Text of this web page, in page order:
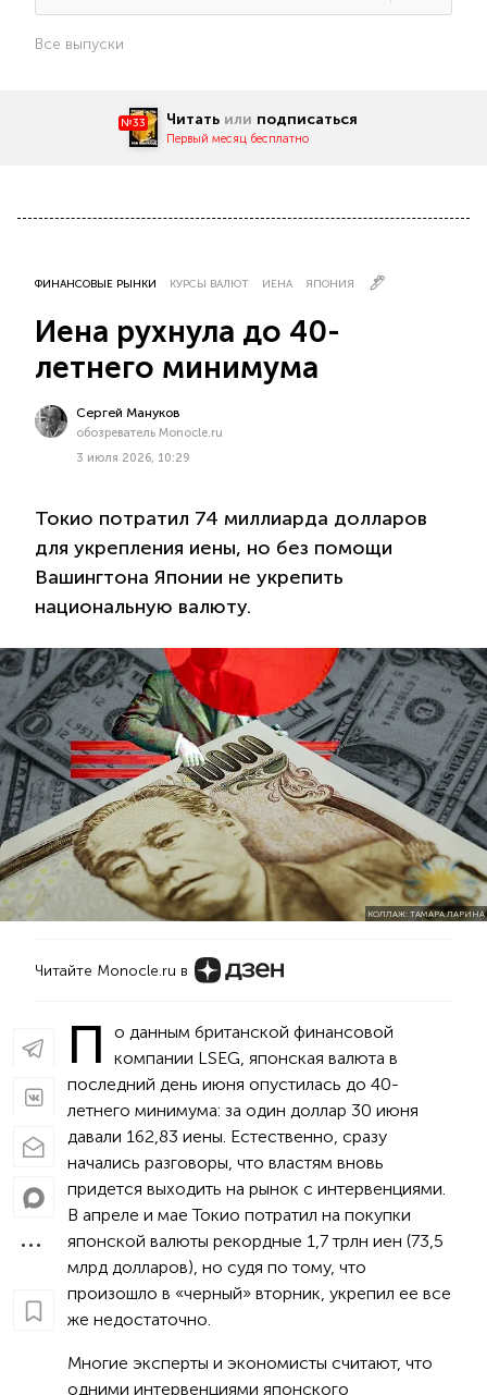
Все выпуски
№33 Читать или подписаться
Первый месяц бесплатно
ФИНАНСОВЫЕ РЫНКИ КУРСЫ ВАЛЮТ ИЕНА ЯПОНИЯ
Иена рухнула до 40-
летнего минимума
Сергей Мануков
обозреватель Monocle.ru
3 июля 2026, 10:29
Токио потратил 74 миллиарда долларов
для укрепления иены, но без помощи
Вашингтона Японии не укрепить
национальную валюту.
КОЛЛАЖ: ТАМАРА ЛАРИНА
Читайте Monocle.ru в
П
о данным британской финансовой
компании LSEG, японская валюта в
последний день июня опустилась до 40-
летнего минимума: за один доллар 30 июня
давали 162,83 иены. Естественно, сразу
начались разговоры, что властям вновь
придется выходить на рынок с интервенциями.
В апреле и мае Токио потратил на покупки
японской валюты рекордные 1,7 трлн иен (73,5
млрд долларов), но судя по тому, что
произошло в «черный» вторник, укрепил ее все
же недостаточно.
Многие эксперты и экономисты считают, что
одними интервенциями японского